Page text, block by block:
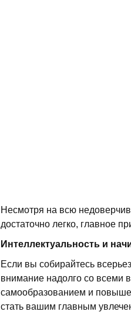
Несмотря на всю
достаточно легко, главное
Интеллектуальность и
Если вы собирайтесь
внимание надолго со всеми
самообразованием и
стать вашим главным